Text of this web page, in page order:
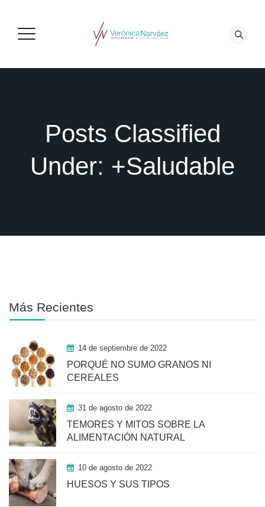
Posts Classified
Under: +Saludable
Más Recientes
14 de septiembre de 2022
PORQUÉ NO SUMO GRANOS NI
CEREALES
31 de agosto de 2022
TEMORES Y MITOS SOBRE LA
ALIMENTACIÓN NATURAL
10 de agosto de 2022
HUESOS Y SUS TIPOS